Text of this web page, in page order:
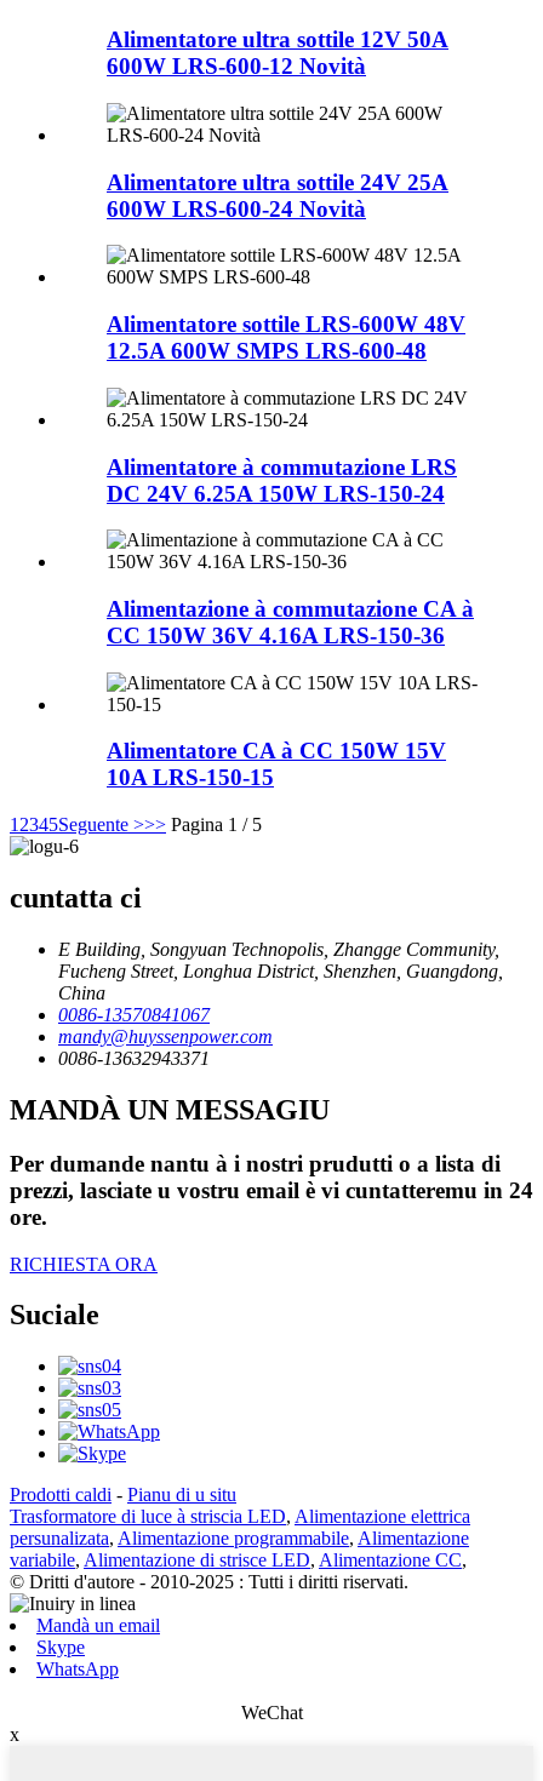
Alimentatore ultra sottile 12V 50A
600W LRS-600-12 Novità
Alimentatore ultra sottile 24V 25A
600W LRS-600-24 Novità
Alimentatore sottile LRS-600W 48V
12.5A 600W SMPS LRS-600-48
Alimentatore à commutazione LRS
DC 24V 6.25A 150W LRS-150-24
Alimentazione à commutazione CA à
CC 150W 36V 4.16A LRS-150-36
Alimentatore CA à CC 150W 15V
10A LRS-150-15
1 2345Seguente >>> Pagina 1 / 5
cuntatta ci
E Building, Songyuan Technopolis, Zhangge Community,
Fucheng Street, Longhua District, Shenzhen, Guangdong,
China
0086-13570841067
mandy@huyssenpower.com
0086-13632943371
MANDÀ UN MESSAGIU
Per dumande nantu à i nostri prudutti o a lista di
prezzi, lasciate u vostru email è vi cuntatteremu in 24
ore.
RICHIESTA ORA
Suciale
Prodotti caldi - Pianu di u situ
Trasformatore di luce à striscia LED, Alimentazione elettrica
persunalizata, Alimentazione programmabile, Alimentazione
variabile, Alimentazione di strisce LED, Alimentazione CC,
© Dritti d'autore - 2010-2025 : Tutti i diritti riservati.
Mandà un email
Skype
WhatsApp
WeChat
x